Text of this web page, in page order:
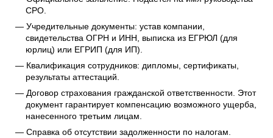
СРО.
Учредительные документы: устав компании,
свидетельства ОГРН и ИНН, выписка из ЕГРЮЛ (для
юрлиц) или ЕГРИП (для ИП).
Квалификация сотрудников: дипломы, сертификаты,
результаты аттестаций.
Договор страхования гражданской ответственности. Этот
документ гарантирует компенсацию возможного ущерба,
нанесенного третьим лицам.
Справка об отсутствии задолженности по налогам.